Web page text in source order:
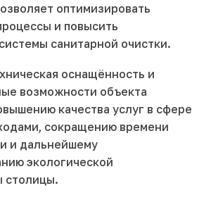
оптимизировать
и повысить
санитарной очистки.
оснащённость и
возможности объекта
качества услуг в сфере
сокращению времени
и дальнейшему
экологической
столицы.